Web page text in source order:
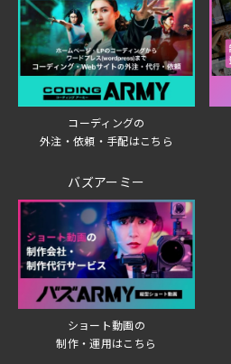
コーディングの
外注・依頼・手配はこちら
バズアーミー
ショート動画の
制作・運用はこちら